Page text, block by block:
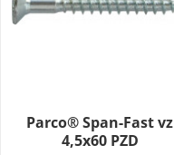
Parco® Span-Fast vz
4,5x60 PZD